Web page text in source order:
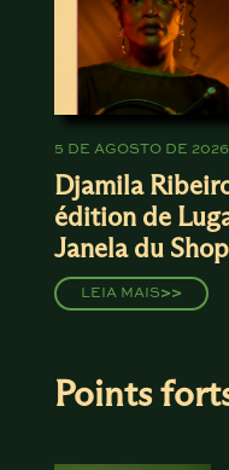
5 DE AGOSTO DE 2026
Djamila
édition de
Janela du
LEIA MAIS>>
Points